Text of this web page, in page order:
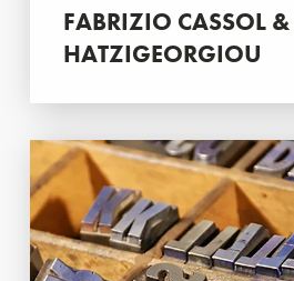
FABRIZIO CASSOL
HATZIGEORGIOU